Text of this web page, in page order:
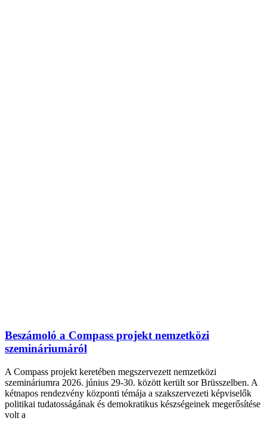
Beszámoló a Compass projekt nemzetközi
szemináriumáról
A Compass projekt keretében megszervezett nemzetközi
szemináriumra 2026. június 29-30. között került sor Brüsszelben. A
kétnapos rendezvény központi témája a szakszervezeti képviselők
politikai tudatosságának és demokratikus készségeinek megerősítése
volt a